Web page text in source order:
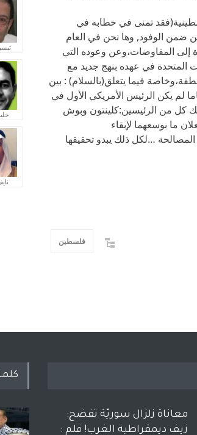
تمنى في خطابه في
موجوداً من ضمن الوفود, وها نحن في العام
إلى المفاوضات،وعن وعوده التي
المتحدة في عهده بنهج جديد مع
فيما يتعلق(بالسلام) : بين
لم يكن الرئيس الأمريكي الأول في
كل من الرئيسين:كلينتون وبوش
ما بوسعهما لإبقاء
…لكل ذلك يبدو تحقيقها
فلسطين
معاناة زلزال سوريّة تفضح:
زيف ديمقراطية الغرب! قلم :